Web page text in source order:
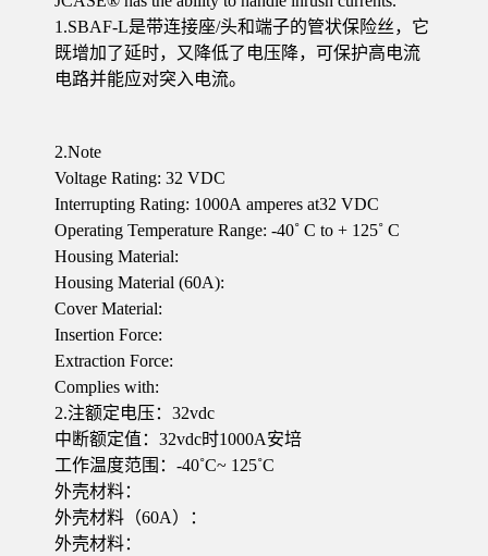
1.SBAF-L是带连接座/头和端子的管状保险丝，它
既增加了延时，又降低了电压降，可保护高电流
电路并能应对突入电流。
2.Note
Voltage Rating: 32 VDC
Interrupting Rating: 1000A amperes at32 VDC
Operating Temperature Range: -40˚ C to + 125˚ C
Housing Material:
Housing Material (60A):
Cover Material:
Insertion Force:
Extraction Force:
Complies with:
2.注额定电压：32vdc
中断额定值：32vdc时1000A安培
工作温度范围：-40˚C~ 125˚C
外壳材料：
外壳材料（60A）：
外壳材料：